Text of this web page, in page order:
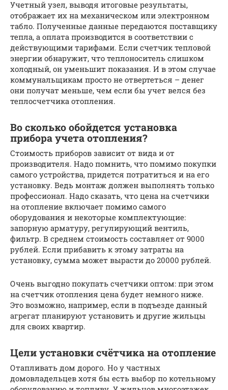
Учетный узел, выводя итоговые результаты,
отображает их на механическом или электронном
табло. Полученные данные передаются поставщику
тепла, а оплата производится в соответствии с
действующими тарифами. Если счетчик тепловой
энергии обнаружит, что теплоноситель слишком
холодный, он уменьшит показания. И в этом случае
коммунальщикам просто не отвертеться – денег
они получат меньше, чем если бы учет велся без
теплосчетчика отопления.
Во сколько обойдется установка
прибора учета отопления?
Стоимость приборов зависит от вида и от
производителя. Надо помнить, что помимо покупки
самого устройства, придется потратиться и на его
установку. Ведь монтаж должен выполнять только
профессионал. Надо сказать, что цена на счетчики
на отопление включает помимо самого
оборудования и некоторые комплектующие:
запорную арматуру, регулирующий вентиль,
фильтр. В среднем стоимость составляет от 9000
рублей. Если прибавить к этому затраты на
установку, сумма может вырасти до 20000 рублей.
Очень выгодно покупать счетчики оптом: при этом
на счетчик отопления цена будет немного ниже.
Это возможно, например, если в подъезде данный
агрегат планируют установить и другие жильцы
для своих квартир.
Цели установки счётчика на отопление
Отапливать дом дорого. Но у частных
домовладельцев хотя бы есть выбор по котельному